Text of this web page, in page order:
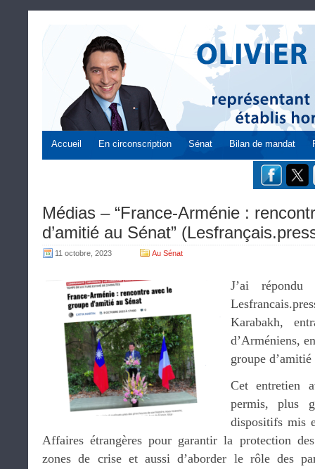
Accueil En circonscription Sénat Bilan de mandat
Médias – “France-Arménie :
d’amitié au Sénat”
11 octobre, 2023 Au Sénat
J’ai
Karabakh,
d’Arméniens,
groupe
Cet entretien
permis, plus
dispositifs mis
Affaires étrangères pour garantir la protection
zones de crise et aussi d’aborder le rôle des